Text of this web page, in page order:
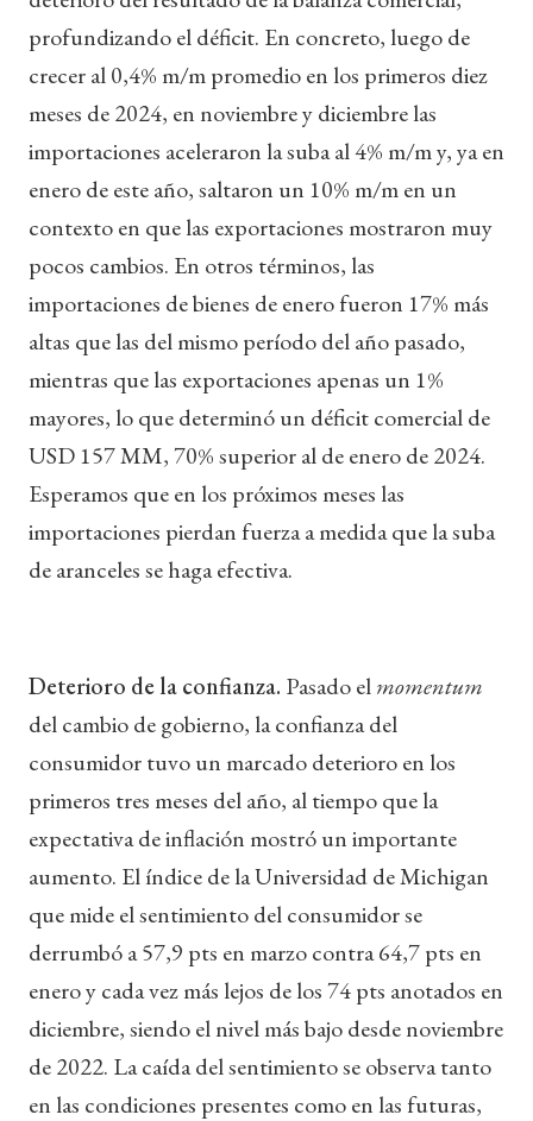
profundizando el déficit. En concreto, luego de
crecer al 0,4% m/m promedio en los primeros diez
meses de 2024, en noviembre y diciembre las
importaciones aceleraron la suba al 4% m/m y, ya en
enero de este año, saltaron un 10% m/m en un
contexto en que las exportaciones mostraron muy
pocos cambios. En otros términos, las
importaciones de bienes de enero fueron 17% más
altas que las del mismo período del año pasado,
mientras que las exportaciones apenas un 1%
mayores, lo que determinó un déficit comercial de
USD 157 MM, 70% superior al de enero de 2024.
Esperamos que en los próximos meses las
importaciones pierdan fuerza a medida que la suba
de aranceles se haga efectiva.
Deterioro de la confianza. Pasado elmomentum
del cambio de gobierno, la confianza del
consumidor tuvo un marcado deterioro en los
primeros tres meses del año, al tiempo que la
expectativa de inflación mostró un importante
aumento. El índice de la Universidad de Michigan
que mide el sentimiento del consumidor se
derrumbó a 57,9 pts en marzo contra 64,7 pts en
enero y cada vez más lejos de los 74 pts anotados en
diciembre, siendo el nivel más bajo desde noviembre
de 2022. La caída del sentimiento se observa tanto
en las condiciones presentes como en las futuras,